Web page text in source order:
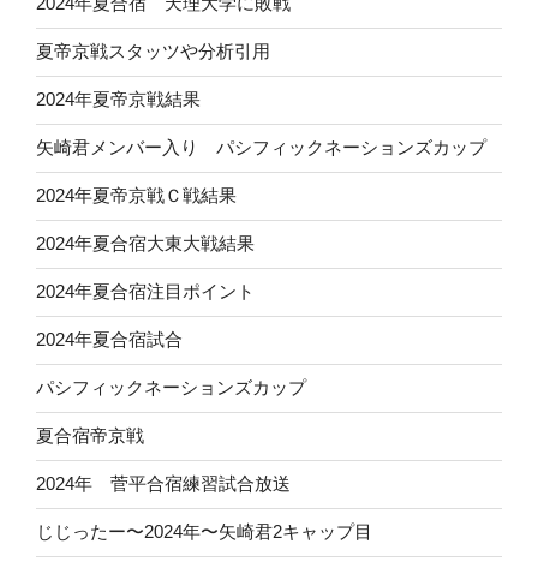
夏帝京戦スタッツや分析引用
2024年夏帝京戦結果
矢崎君メンバー入り パシフィックネーションズカップ
2024年夏帝京戦Ｃ戦結果
2024年夏合宿大東大戦結果
2024年夏合宿注目ポイント
2024年夏合宿試合
パシフィックネーションズカップ
夏合宿帝京戦
2024年 菅平合宿練習試合放送
じじったー〜2024年〜矢崎君2キャップ目